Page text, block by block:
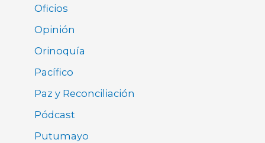
Oficios
Opinión
Orinoquía
Pacífico
Paz y Reconciliación
Pódcast
Putumayo